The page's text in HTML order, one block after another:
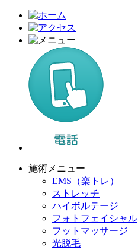
施術メニュー
EMS（楽トレ）
ストレッチ
ハイボルテージ
フォトフェイシャル
フットマッサージ
光脱毛